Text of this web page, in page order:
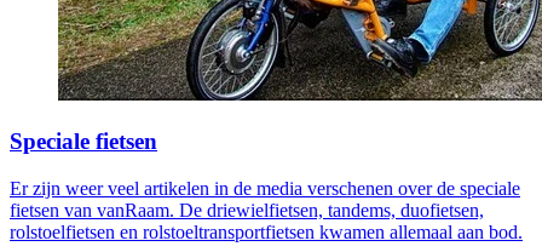
Speciale fietsen
Er zijn weer veel artikelen in de media verschenen over de speciale
fietsen van vanRaam. De driewielfietsen, tandems, duofietsen,
rolstoelfietsen en rolstoeltransportfietsen kwamen allemaal aan bod.